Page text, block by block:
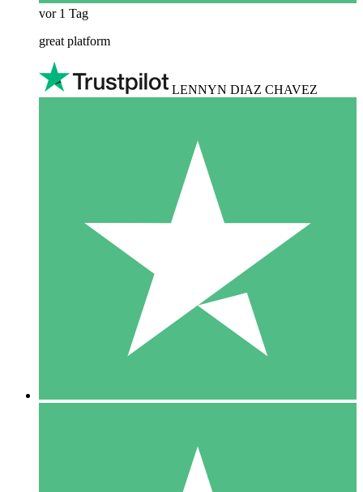
vor 1 Tag
great platform
LENNYN DIAZ CHAVEZ